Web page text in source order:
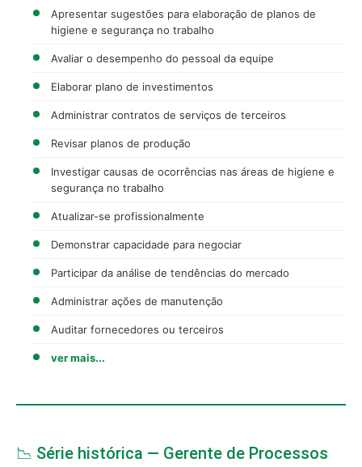
Apresentar sugestões para elaboração de planos de
higiene e segurança no trabalho
Avaliar o desempenho do pessoal da equipe
Elaborar plano de investimentos
Administrar contratos de serviços de terceiros
Revisar planos de produção
Investigar causas de ocorrências nas áreas de higiene e
segurança no trabalho
Atualizar-se profissionalmente
Demonstrar capacidade para negociar
Participar da análise de tendências do mercado
Administrar ações de manutenção
Auditar fornecedores ou terceiros
ver mais...
📉 Série histórica — Gerente de Processos